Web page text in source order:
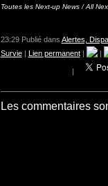
Toutes les Next-up News / All
23:29 Publié dans Alertes,
Survie| Lien permanent| |
Les commentaires